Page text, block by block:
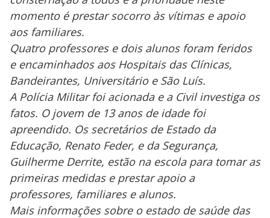
momento é prestar socorro às vítimas e apoio
aos familiares.
Quatro professores e dois alunos foram feridos
e encaminhados aos Hospitais das Clínicas,
Bandeirantes, Universitário e São Luís.
A Polícia Militar foi acionada e a Civil investiga os
fatos. O jovem de 13 anos de idade foi
apreendido. Os secretários de Estado da
Educação, Renato Feder, e da Segurança,
Guilherme Derrite, estão na escola para tomar as
primeiras medidas e prestar apoio a
professores, familiares e alunos.
Mais informações sobre o estado de saúde das